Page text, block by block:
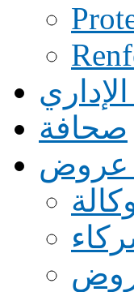
صحافة
عروض